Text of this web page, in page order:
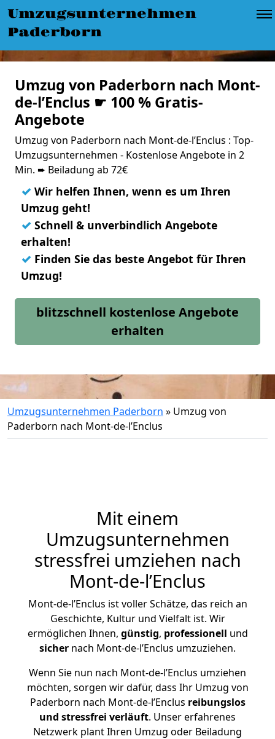
Umzugsunternehmen
Paderborn
Umzug von Paderborn nach Mont-
de-l’Enclus ☛ 100 % Gratis-
Angebote
Umzug von Paderborn nach Mont-de-l’Enclus : Top-
Umzugsunternehmen - Kostenlose Angebote in 2
Min. ➨ Beiladung ab 72€
✓ Wir helfen Ihnen, wenn es um Ihren
Umzug geht!
✓ Schnell & unverbindlich Angebote
erhalten!
✓ Finden Sie das beste Angebot für Ihren
Umzug!
blitzschnell kostenlose Angebote
erhalten
Umzugsunternehmen Paderborn » Umzug von
Paderborn nach Mont-de-l’Enclus
Mit einem
Umzugsunternehmen
stressfrei umziehen nach
Mont-de-l’Enclus
Mont-de-l’Enclus ist voller Schätze, das reich an
Geschichte, Kultur und Vielfalt ist. Wir
ermöglichen Ihnen, günstig, professionell und
sicher nach Mont-de-l’Enclus umzuziehen.
Wenn Sie nun nach Mont-de-l’Enclus umziehen
möchten, sorgen wir dafür, dass Ihr Umzug von
Paderborn nach Mont-de-l’Enclus reibungslos
und stressfrei verläuft. Unser erfahrenes
Netzwerk plant Ihren Umzug oder Beiladung